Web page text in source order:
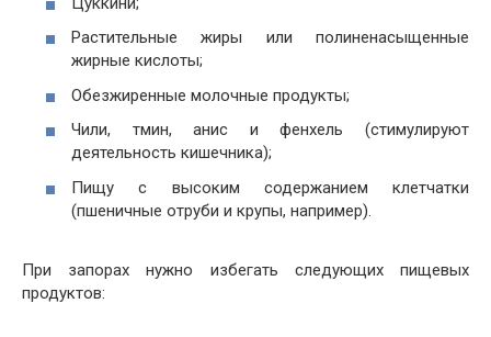
Растительные жиры или полиненасыщенные
жирные кислоты;
Обезжиренные молочные продукты;
Чили, тмин, анис и фенхель (стимулируют
деятельность кишечника);
Пищу с высоким содержанием клетчатки
(пшеничные отруби и крупы, например).
При запорах нужно избегать следующих пищевых
продуктов: